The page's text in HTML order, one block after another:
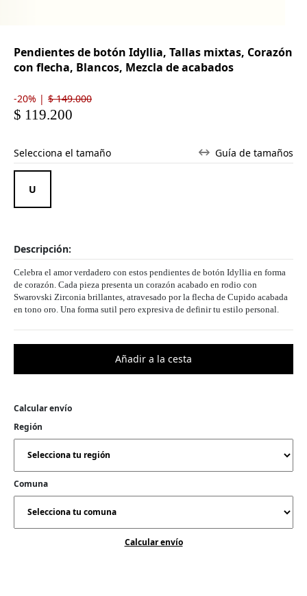
Pendientes de botón Idyllia, Tallas mixtas, Corazón
con flecha, Blancos, Mezcla de acabados
-20% | $ 149.000
$ 119.200
Selecciona el tamaño Guía de tamaños
Descripción:
Celebra el amor verdadero con estos pendientes de botón Idyllia en forma
de corazón. Cada pieza presenta un corazón acabado en rodio con
Swarovski Zirconia brillantes, atravesado por la flecha de Cupido acabada
en tono oro. Una forma sutil pero expresiva de definir tu estilo personal.
Calcular envío
Región
Comuna
Calcular envío